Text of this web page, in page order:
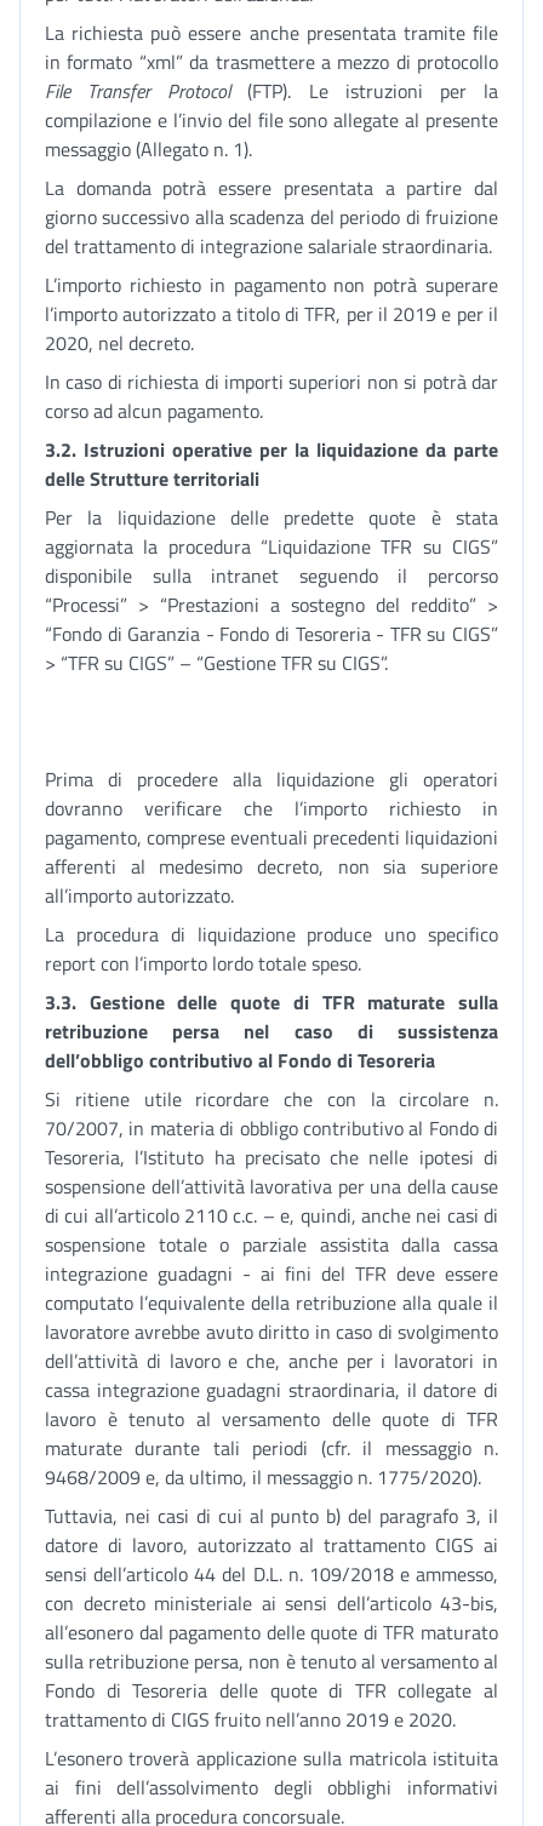
La richiesta può essere anche presentata tramite file
in formato “xml” da trasmettere a mezzo di protocollo
File Transfer Protocol(FTP). Le istruzioni per la
compilazione e l’invio del file sono allegate al presente
messaggio (Allegato n. 1).
La domanda potrà essere presentata a partire dal
giorno successivo alla scadenza del periodo di fruizione
del trattamento di integrazione salariale straordinaria.
L’importo richiesto in pagamento non potrà superare
l’importo autorizzato a titolo di TFR, per il 2019 e per il
2020, nel decreto.
In caso di richiesta di importi superiori non si potrà dar
corso ad alcun pagamento.
3.2. Istruzioni operative per la liquidazione da parte
delle Strutture territoriali
Per la liquidazione delle predette quote è stata
aggiornata la procedura “Liquidazione TFR su CIGS”
disponibile sulla intranet seguendo il percorso
“Processi” > “Prestazioni a sostegno del reddito” >
“Fondo di Garanzia - Fondo di Tesoreria - TFR su CIGS”
> “TFR su CIGS” – “Gestione TFR su CIGS”.
Prima di procedere alla liquidazione gli operatori
dovranno verificare che l’importo richiesto in
pagamento, comprese eventuali precedenti liquidazioni
afferenti al medesimo decreto, non sia superiore
all’importo autorizzato.
La procedura di liquidazione produce uno specifico
report con l’importo lordo totale speso.
3.3. Gestione delle quote di TFR maturate sulla
retribuzione persa nel caso di sussistenza
dell’obbligo contributivo al Fondo di Tesoreria
Si ritiene utile ricordare che con la circolare n.
70/2007, in materia di obbligo contributivo al Fondo di
Tesoreria, l’Istituto ha precisato che nelle ipotesi di
sospensione dell’attività lavorativa per una della cause
di cui all’articolo 2110 c.c. – e, quindi, anche nei casi di
sospensione totale o parziale assistita dalla cassa
integrazione guadagni - ai fini del TFR deve essere
computato l’equivalente della retribuzione alla quale il
lavoratore avrebbe avuto diritto in caso di svolgimento
dell’attività di lavoro e che, anche per i lavoratori in
cassa integrazione guadagni straordinaria, il datore di
lavoro è tenuto al versamento delle quote di TFR
maturate durante tali periodi (cfr. il messaggio n.
9468/2009 e, da ultimo, il messaggio n. 1775/2020).
Tuttavia, nei casi di cui al punto b) del paragrafo 3, il
datore di lavoro, autorizzato al trattamento CIGS ai
sensi dell’articolo 44 del D.L. n. 109/2018 e ammesso,
con decreto ministeriale ai sensi dell’articolo 43-bis,
all’esonero dal pagamento delle quote di TFR maturato
sulla retribuzione persa, non è tenuto al versamento al
Fondo di Tesoreria delle quote di TFR collegate al
trattamento di CIGS fruito nell’anno 2019 e 2020.
L’esonero troverà applicazione sulla matricola istituita
ai fini dell’assolvimento degli obblighi informativi
afferenti alla procedura concorsuale.